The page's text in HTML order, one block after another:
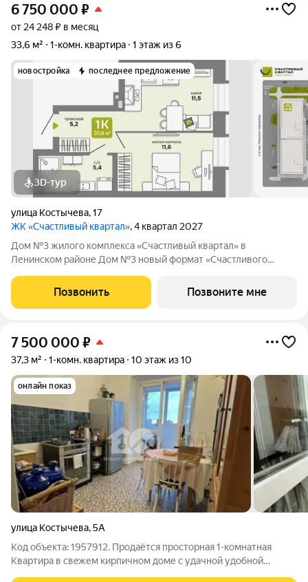
6 750 000 ₽
от 24 248 ₽ в месяц
33,6 м²
1-комн. квартира 1 этаж из 6
новостройка последнее предложение
3D-тур
улица Костычева,17
ЖК «Счастливый квартал», 4 квартал 2027
Дом №3 жилого комплекса «Счастливый квартал» в
Ленинском районе Дом №3 новый формат «Счастливого
привычный комфорт жилого комплекса сочетается с более
камерной атмосферой проживания. О проекте:
Позвонить Позвоните мне
7 500 000 ₽
37,3 м² 1-комн. квартира 10 этаж из 10
онлайн показ
улица Костычева,5А
Код объекта: 1957912. Продаётся просторная 1-комнатная
Квартиpa в cвeжем кирпичном доме c удачнoй удобнoй